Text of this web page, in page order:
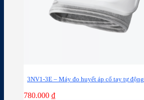
3NV1-3E – Máy đo huyết áp cổ tay tự động
780.000 ₫